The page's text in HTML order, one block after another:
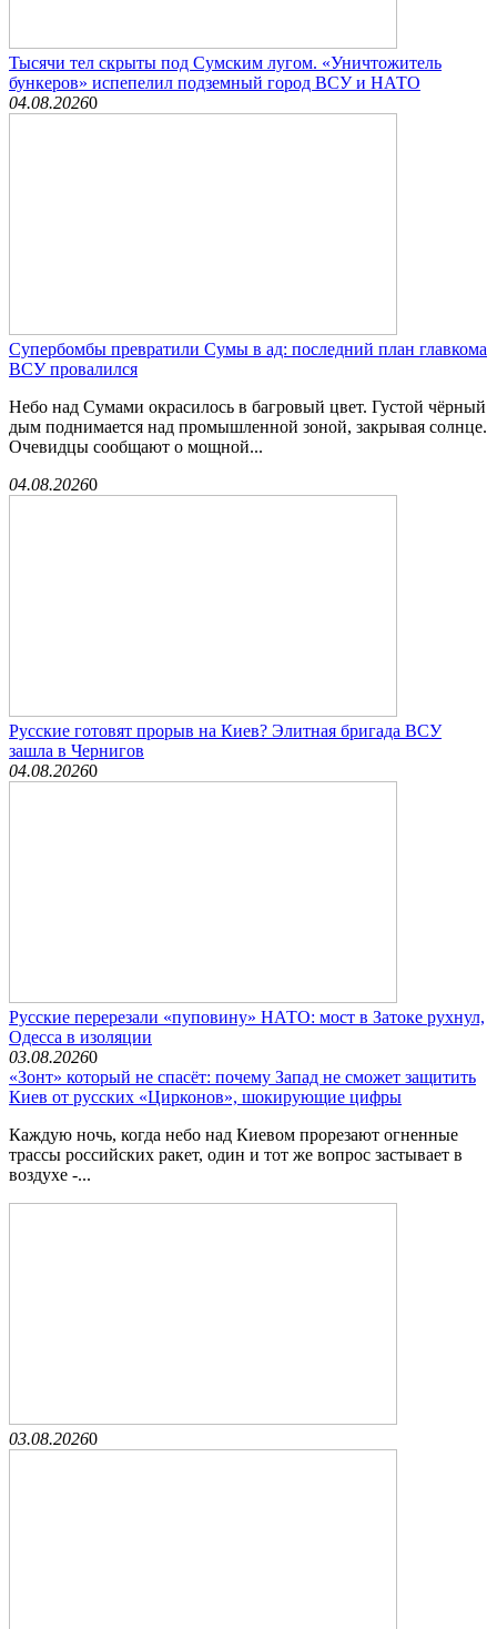
Тысячи тел скрыты под Сумским лугом. «Уничтожитель
бункеров» испепелил подземный город ВСУ и НАТО
04.08.20260
Супербомбы превратили Сумы в ад: последний план главкома
ВСУ провалился
Небо над Сумами окрасилось в багровый цвет. Густой чёрный
дым поднимается над промышленной зоной, закрывая солнце.
Очевидцы сообщают о мощной...
04.08.20260
Русские готовят прорыв на Киев? Элитная бригада ВСУ
зашла в Чернигов
04.08.20260
Русские перерезали «пуповину» НАТО: мост в Затоке рухнул,
Одесса в изоляции
03.08.20260
«Зонт» который не спасёт: почему Запад не сможет защитить
Киев от русских «Цирконов», шокирующие цифры
Каждую ночь, когда небо над Киевом прорезают огненные
трассы российских ракет, один и тот же вопрос застывает в
воздухе -...
03.08.20260